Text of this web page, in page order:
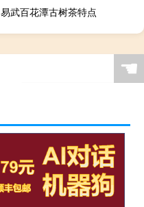
易武百花潭古树茶特点
☚